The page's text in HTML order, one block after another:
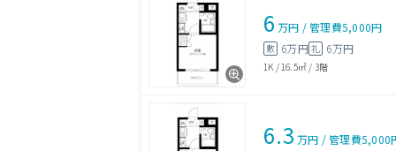
6 万円 /管理費5,000円
敷 6万円礼 6万円
1K / 16.5㎡ / 3階
6.3 万円 /管理費5,000